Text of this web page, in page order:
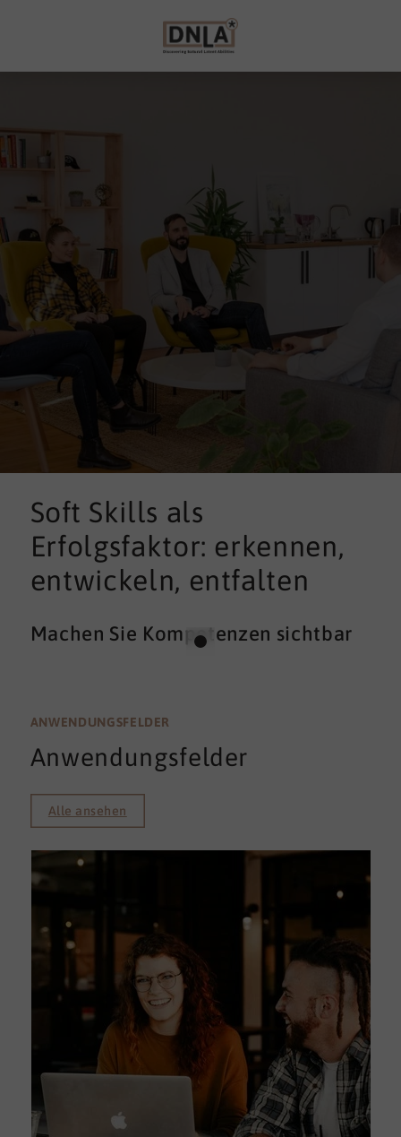
Soft Skills als
Erfolgsfaktor: erkennen,
entwickeln, entfalten
Machen Sie Kompetenzen sichtbar
ANWENDUNGSFELDER
Anwendungsfelder
Alle ansehen